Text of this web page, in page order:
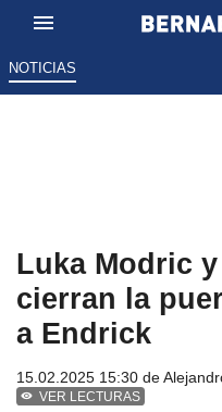
NOTICIAS
Luka Modric
cierran la
a Endrick
15.02.2025 15:30 de
VER LECTURAS